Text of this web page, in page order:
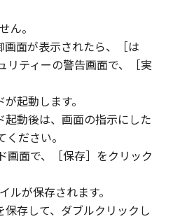
係る権原および所有権
ノンまたはキヤノンの
ます。
または関連する外国政府
ことなしに、「本ソフ
一部を、直接または間
せん。
ん。
面が表示されたら、［は
リティーの警告画面で、［実
起動します。
動後は、画面の指示にした
ださい。
面で、［保存］をクリック
が保存されます。
存して、ダブルクリックし